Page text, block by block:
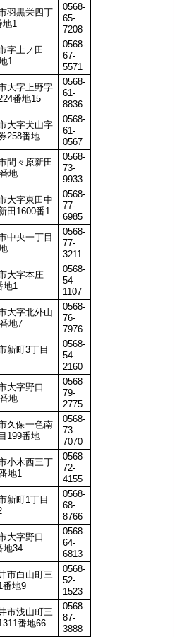
羽黒栄四丁
地1
0568-
65-
7208
字上ノ田
1
0568-
67-
5571
大字上野字
番地15
0568-
61-
8836
大字犬山字
258番地
0568-
61-
0567
間々原新田
地
0568-
73-
9933
大字東田中
田1600番1
0568-
77-
6985
中央一丁目
0568-
77-
3211
大字本庄
地1
0568-
54-
1107
大字北外山
地7
0568-
76-
7976
新町3丁目
0568-
54-
2160
大字野口
地
0568-
79-
2775
久保一色南
199番地
0568-
73-
7070
小木西三丁
地1
0568-
72-
4155
新町1丁目
0568-
68-
8766
大字野口
地34
0568-
64-
6813
市白山町三
番地9
0568-
52-
1523
市浅山町三
番地66
0568-
87-
3888